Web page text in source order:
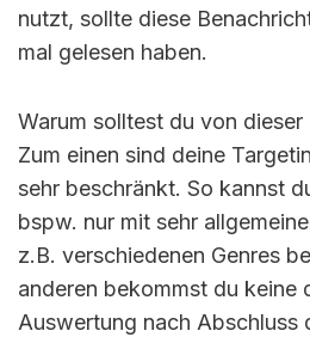
nutzt, sollte diese
mal gelesen haben.
Warum solltest du von dieser
Zum einen sind deine
sehr beschränkt. So kannst
bspw. nur mit sehr
z.B. verschiedenen Genres
anderen bekommst du keine
Auswertung nach Abschluss